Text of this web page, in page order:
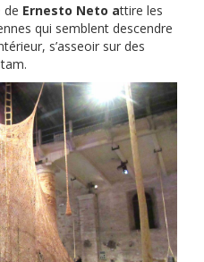
de Ernesto Neto attire les
qui semblent descendre
s’asseoir sur des